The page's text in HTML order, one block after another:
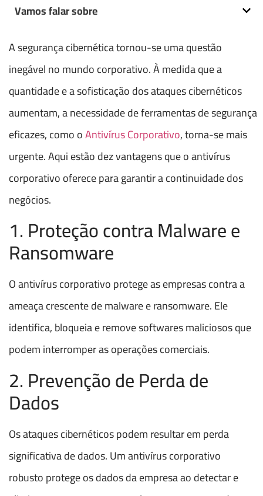
Vamos falar sobre
A segurança cibernética tornou-se uma questão
inegável no mundo corporativo. À medida que a
quantidade e a sofisticação dos ataques cibernéticos
aumentam, a necessidade de ferramentas de segurança
eficazes, como oAntivírus Corporativo, torna-se mais
urgente. Aqui estão dez vantagens que o antivírus
corporativo oferece para garantir a continuidade dos
negócios.
1. Proteção contra Malware e
Ransomware
O antivírus corporativo protege as empresas contra a
ameaça crescente de malware e ransomware. Ele
identifica, bloqueia e remove softwares maliciosos que
podem interromper as operações comerciais.
2. Prevenção de Perda de
Dados
Os ataques cibernéticos podem resultar em perda
significativa de dados. Um antivírus corporativo
robusto protege os dados da empresa ao detectar e